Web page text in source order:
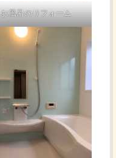
お風呂のリフォーム